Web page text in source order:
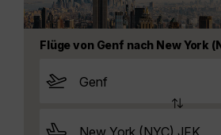
Flüge von Genf nach New York